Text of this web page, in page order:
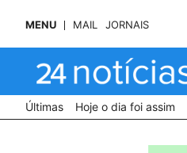
MENU MAIL JORNAIS
Últimas Hoje o dia foi assim